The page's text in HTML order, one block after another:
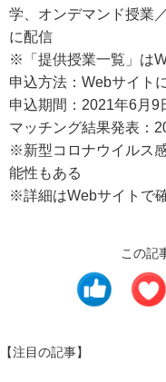
学、オンデマンド授業
に配信
※「提供授業一覧」は
申込方法：Webサイト
申込期間：2021年6月9
マッチング結果発表：
※新型コロナウイルス
能性もある
※詳細はWebサイトで
この記
【注目の記事】